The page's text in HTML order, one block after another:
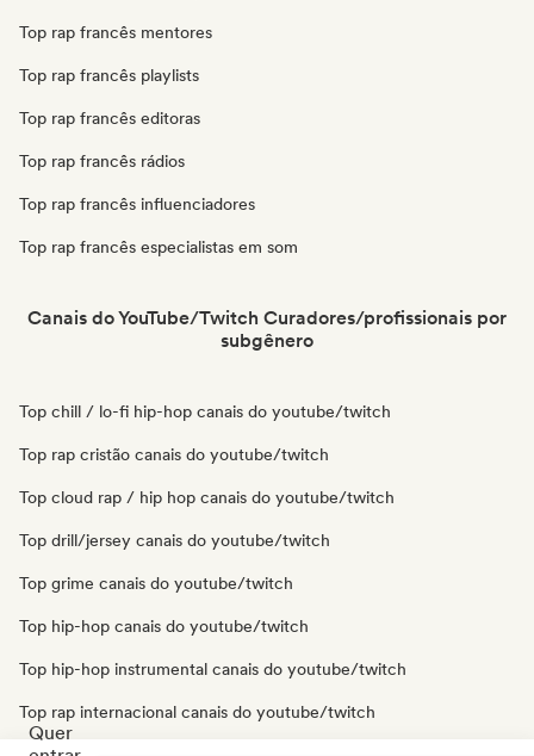
Top rap francês mentores
Top rap francês playlists
Top rap francês editoras
Top rap francês rádios
Top rap francês influenciadores
Top rap francês especialistas em som
Canais do YouTube/Twitch Curadores/profissionais por
subgênero
Top chill / lo-fi hip-hop canais do youtube/twitch
Top rap cristão canais do youtube/twitch
Top cloud rap / hip hop canais do youtube/twitch
Top drill/jersey canais do youtube/twitch
Top grime canais do youtube/twitch
Top hip-hop canais do youtube/twitch
Top hip-hop instrumental canais do youtube/twitch
Top rap internacional canais do youtube/twitch
Quer